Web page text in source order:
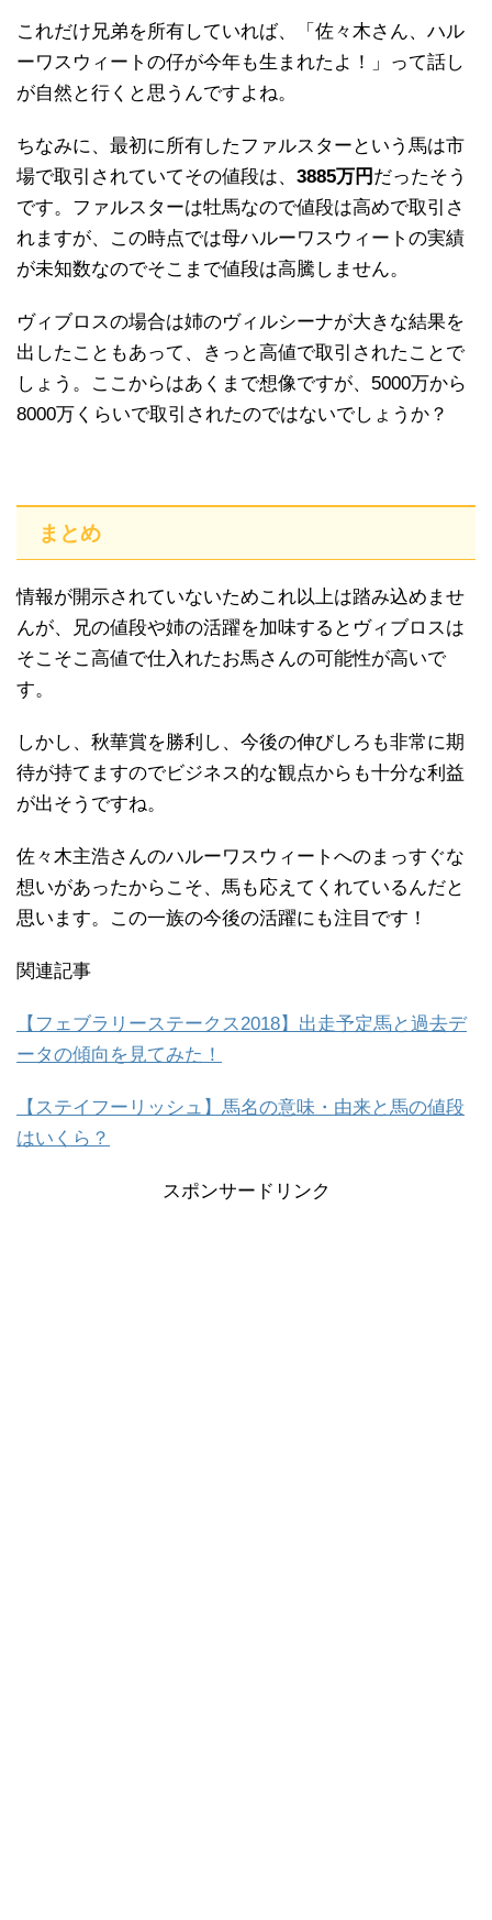
これだけ兄弟を所有していれば、「佐々木さん、ハル
ーワスウィートの仔が今年も生まれたよ！」って話し
が自然と行くと思うんですよね。
ちなみに、最初に所有したファルスターという馬は市
場で取引されていてその値段は、 3885万円 だったそう
です。ファルスターは牡馬なので値段は高めで取引さ
れますが、この時点では母ハルーワスウィートの実績
が未知数なのでそこまで値段は高騰しません。
ヴィブロスの場合は姉のヴィルシーナが大きな結果を
出したこともあって、きっと高値で取引されたことで
しょう。ここからはあくまで想像ですが、5000万から
8000万くらいで取引されたのではないでしょうか？
まとめ
情報が開示されていないためこれ以上は踏み込めませ
んが、兄の値段や姉の活躍を加味するとヴィブロスは
そこそこ高値で仕入れたお馬さんの可能性が高いで
す。
しかし、秋華賞を勝利し、今後の伸びしろも非常に期
待が持てますのでビジネス的な観点からも十分な利益
が出そうですね。
佐々木主浩さんのハルーワスウィートへのまっすぐな
想いがあったからこそ、馬も応えてくれているんだと
思います。この一族の今後の活躍にも注目です！
関連記事
【フェブラリーステークス2018】出走予定馬と過去デ
ータの傾向を見てみた！
【ステイフーリッシュ】馬名の意味・由来と馬の値段
はいくら？
スポンサードリンク